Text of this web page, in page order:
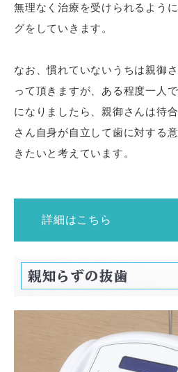
無理なく治療を受けられるよう
グをしていきます。
なお、慣れていないうちは親御
って頂きますが、ある程度一人
になりましたら、親御さんは待
さん自身が自立して歯に対する
きたいと考えています。
詳細はこちら
親知らずの抜歯